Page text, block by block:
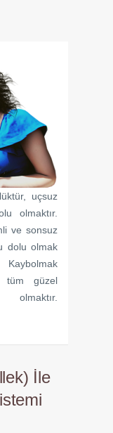
uçsuz
olmaktır.
ve sonsuz
dolu olmak
tüm güzel
İle